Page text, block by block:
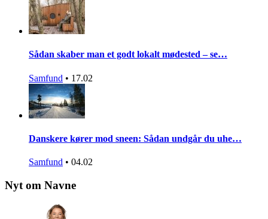
Sådan skaber man et godt lokalt mødested – se…
Samfund • 17.02
Danskere kører mod sneen: Sådan undgår du uhe…
Samfund • 04.02
Nyt om Navne